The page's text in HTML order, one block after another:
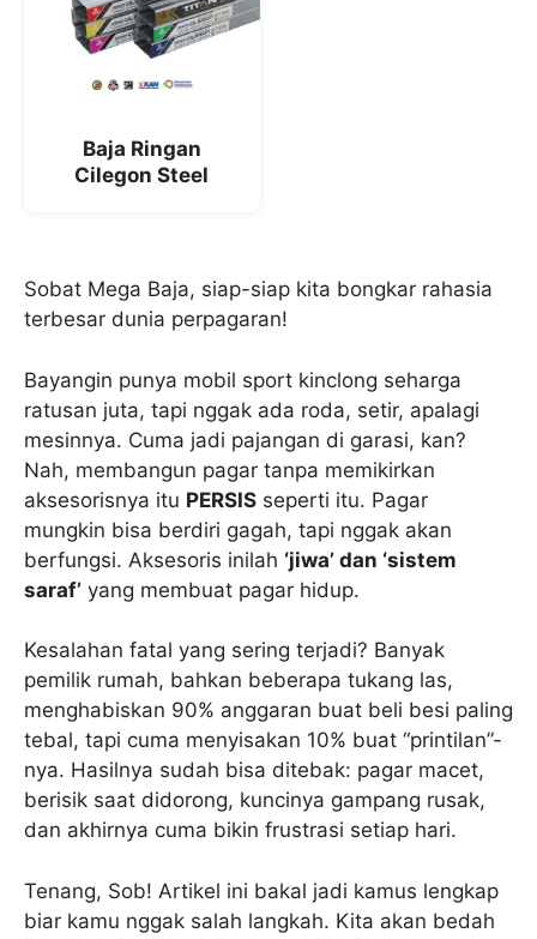
Baja Ringan
Cilegon Steel
Sobat Mega Baja, siap-siap kita bongkar rahasia
terbesar dunia perpagaran!
Bayangin punya mobil sport kinclong seharga
ratusan juta, tapi nggak ada roda, setir, apalagi
mesinnya. Cuma jadi pajangan di garasi, kan?
Nah, membangun pagar tanpa memikirkan
aksesorisnya itu PERSIS seperti itu. Pagar
mungkin bisa berdiri gagah, tapi nggak akan
berfungsi. Aksesoris inilah ‘jiwa’ dan ‘sistem
saraf’ yang membuat pagar hidup.
Kesalahan fatal yang sering terjadi? Banyak
pemilik rumah, bahkan beberapa tukang las,
menghabiskan 90% anggaran buat beli besi paling
tebal, tapi cuma menyisakan 10% buat “printilan”-
nya. Hasilnya sudah bisa ditebak: pagar macet,
berisik saat didorong, kuncinya gampang rusak,
dan akhirnya cuma bikin frustrasi setiap hari.
Tenang, Sob! Artikel ini bakal jadi kamus lengkap
biar kamu nggak salah langkah. Kita akan bedah